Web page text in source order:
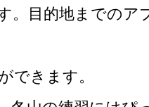
。目的地までのア
できます。